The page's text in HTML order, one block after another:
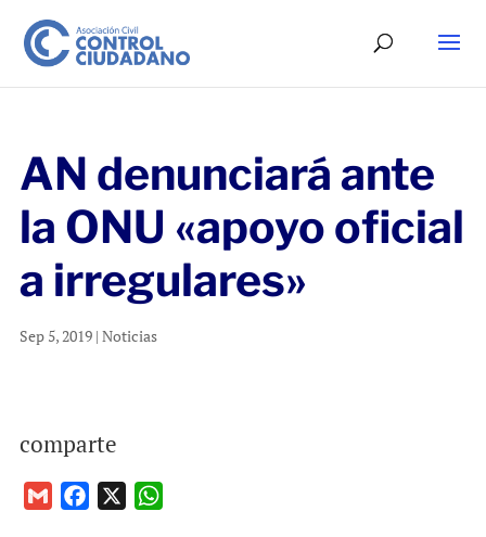
AN denunciará ante
la ONU «apoyo oficial
a irregulares»
Sep 5, 2019| Noticias
comparte